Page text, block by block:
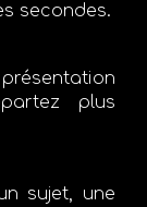
secondes.
plus
sujet, une